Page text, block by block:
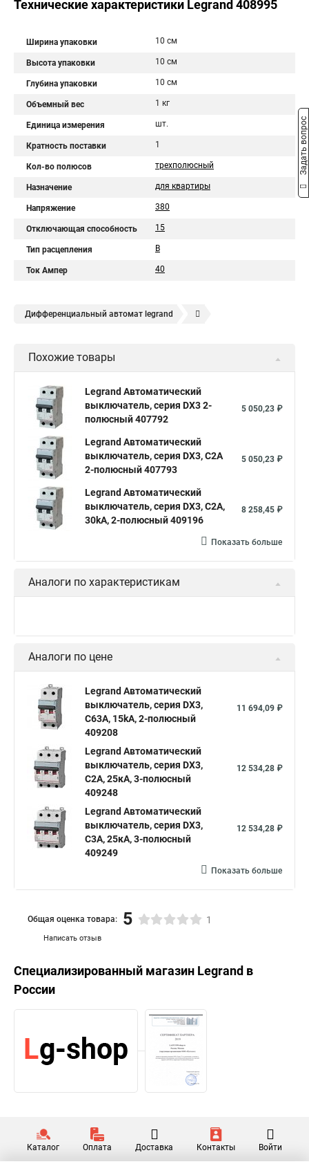
Технические характеристики Legrand 408995
Ширина упаковки 10 см
Высота упаковки 10 см
Глубина упаковки 10 см
Объемный вес 1 кг
Единица измерения шт.
Кратность поставки 1
Кол-во полюсов трехполюсный
Назначение для квартиры
Напряжение 380
Отключающая способность 15
Тип расцепления B
Ток Ампер 40
Дифференциальный автомат legrand
Похожие товары
Legrand Автоматический
выключатель, серия DX3 2-
полюсный 407792
5 050,23 ₽
Legrand Автоматический
выключатель, серия DX3, С2A
2-полюсный 407793
5 050,23 ₽
Legrand Автоматический
выключатель, серия DX3, С2A,
30kA, 2-полюсный 409196
8 258,45 ₽
Показать больше
Аналоги по характеристикам
Аналоги по цене
Legrand Автоматический
выключатель, серия DX3,
С63A, 15kA, 2-полюсный
409208
11 694,09 ₽
Legrand Автоматический
выключатель, серия DX3,
С2A, 25кА, 3-полюсный
409248
12 534,28 ₽
Legrand Автоматический
выключатель, серия DX3,
С3A, 25кА, 3-полюсный
409249
12 534,28 ₽
Показать больше
Написать отзыв
Общая оценка товара: 5 1
Специализированный магазин Legrand в
России
Каталог Оплата Доставка Контакты Войти
Задать вопрос